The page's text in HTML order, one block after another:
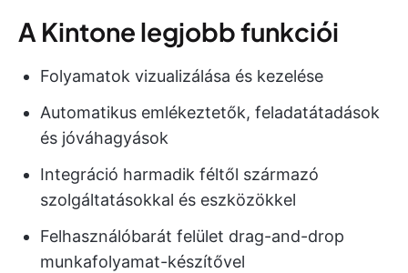
A Kintone legjobb funkciói
Folyamatok vizualizálása és kezelése
Automatikus emlékeztetők, feladatátadások
és jóváhagyások
Integráció harmadik féltől származó
szolgáltatásokkal és eszközökkel
Felhasználóbarát felület drag-and-drop
munkafolyamat-készítővel